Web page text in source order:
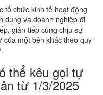
tổ chức kinh tế hoạt động
dụng và doanh nghiệp đi
gián tiếp cùng chịu sự
của một bên khác theo quy
thể kêu gọi tự
từ 1/3/2025